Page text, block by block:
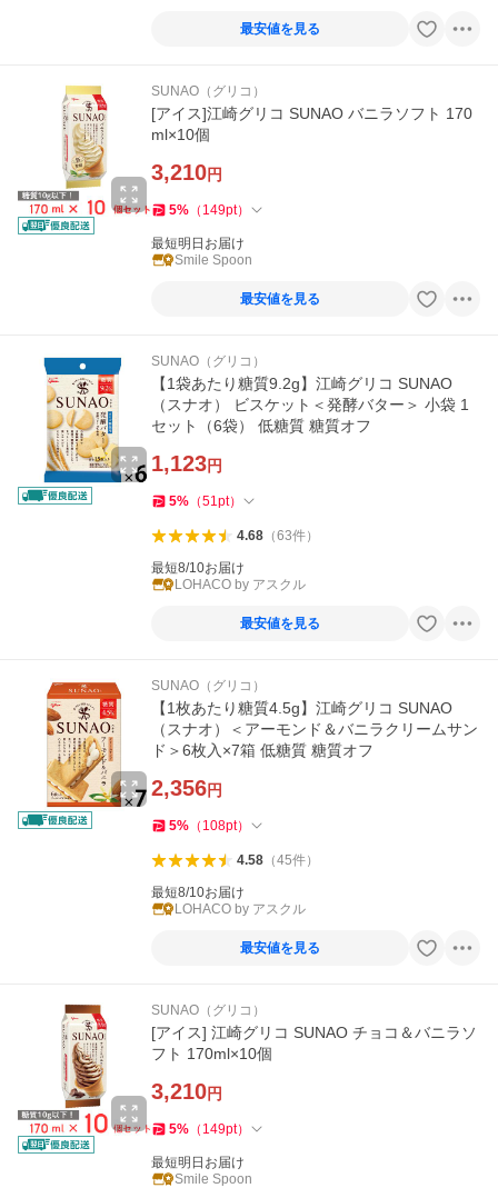
最安値を見る
SUNAO（グリコ）
[アイス]江崎グリコ SUNAO バニラソフト 170
ml×10個
3,210円
5% （ 149pt）
最短明日お届け
Smile Spoon
最安値を見る
SUNAO（グリコ）
【1袋あたり糖質9.2g】江崎グリコ SUNAO
（スナオ） ビスケット＜発酵バター＞ 小袋 1
セット（6袋） 低糖質 糖質オフ
1,123円
5% （51pt）
4.68（63件）
最短8/10お届け
LOHACO by アスクル
最安値を見る
SUNAO（グリコ）
【1枚あたり糖質4.5g】江崎グリコ SUNAO
（スナオ）＜アーモンド＆バニラクリームサン
ド＞6枚入×7箱 低糖質 糖質オフ
2,356円
5% （ 108pt）
4.58（45件）
最短8/10お届け
LOHACO by アスクル
最安値を見る
SUNAO（グリコ）
[アイス] 江崎グリコ SUNAO チョコ＆バニラソ
フト 170ml×10個
3,210円
5% （ 149pt）
最短明日お届け
Smile Spoon